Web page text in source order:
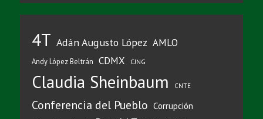
4T Adán Augusto López AMLO
Andy López Beltrán CDMX CJNG
Claudia Sheinbaum CNTE
Conferencia del Pueblo Corrupción